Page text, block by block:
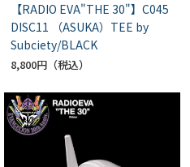
【RADIO EVA"THE 30"】C045
DISC11 （ASUKA）TEE by
Subciety/BLACK
8,800円